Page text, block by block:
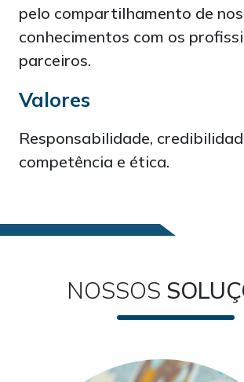
pelo compartilhamento de
conhecimentos com os
parceiros.
Valores
Responsabilidade,
competência e ética.
NOSSOS